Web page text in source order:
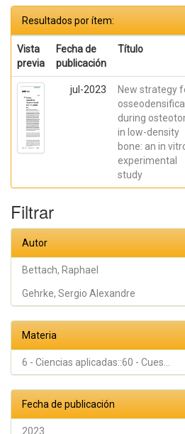
Resultados por ítem:
Vista
previa
Fecha de
publicación
Título
jul-2023
New strategy
during
in low-density
bone: an in
experimental
study
Filtrar
Autor
Bettach, Raphael
Gehrke, Sergio Alexandre
Materia
6 - Ciencias aplicadas::60 - Cues...
Fecha de publicación
2023